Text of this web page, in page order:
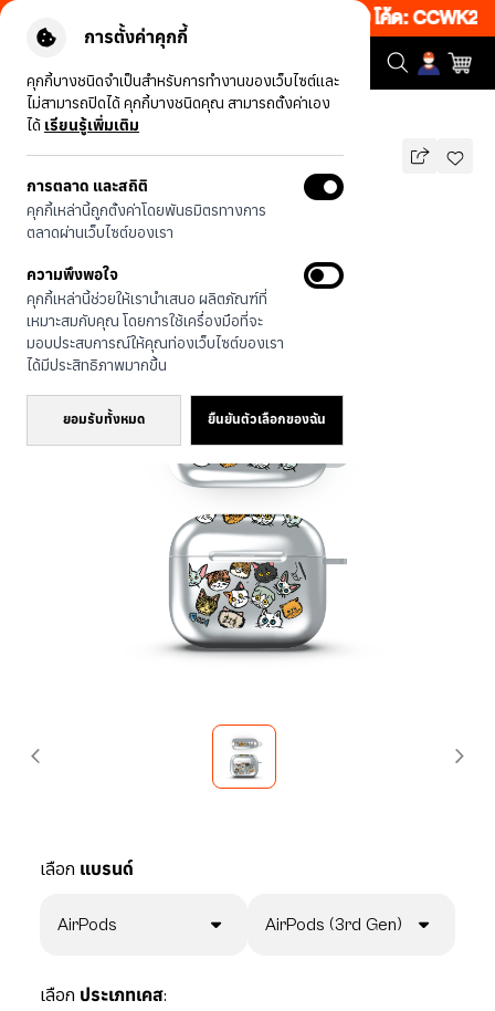
การตั้งค่าคุกกี้
คุกกี้บางชนิดจำเป็นสำหรับการทำงานของเว็บไซต์และ
ไม่สามารถปิดได้ คุกกี้บางชนิดคุณ สามารถตั้งค่าเอง
ได้ เรียนรู้เพิ่มเติม
การตลาด และสถิติ
คุกกี้เหล่านี้ถูกตั้งค่าโดยพันธมิตรทางการ
ตลาดผ่านเว็บไซต์ของเรา
ความพึงพอใจ
คุกกี้เหล่านี้ช่วยให้เรานำเสนอ ผลิตภัณฑ์ที่
เหมาะสมกับคุณ โดยการใช้เครื่องมือที่จะ
มอบประสบการณ์ให้คุณท่องเว็บไซต์ของเรา
ได้มีประสิทธิภาพมากขึ้น
ยอมรับทั้งหมด ยืนยันตัวเลือกของฉัน
ว็บ 50% เพียงช้อป 1 ชิ้น เริ่มคืนนี้ 20.00-23.00 โค้ด: CCWK2|
รุ่นทั้งหมด แมวเหมียวคอมมูนิตี้
แมวเหมียวคอมมูนิตี้
690 บาท
ประหยัดไป 200
🔥 ลด 200.- ขั้นต่ำ 1,000.- โค้ด:
EOSS200
เลือก แบรนด์
AirPods AirPods (3rd Gen)
เลือก ประเภทเคส: